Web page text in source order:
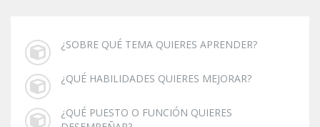
¿SOBRE QUÉ TEMA QUIERES APRENDER?
¿QUÉ HABILIDADES QUIERES MEJORAR?
¿QUÉ PUESTO O FUNCIÓN QUIERES